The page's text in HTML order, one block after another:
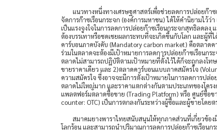
แนวทางหนึ่งทางเศรษฐศาสตร์เพื่อช่วยลดการปล่อยก๊า
จัดการก๊าซเรือนกระจก (องค์การมหาชน) ได้ให้คำนิยามไว้
เป็นแรงจูงใจในการลดการปล่อยก๊าซเรือนกระจกสุทธิลดล
ต้องบรรเทาหรือชดเชยผลกระทบที่จะเกิดขึ้นกับโลก และผู้ที่
คาร์บอนภาคบังคับ (Mandatory carbon market) คือตลาด
ร่วมในตลาดจะต้องมีเป้าหมายการลดการปล่อยก๊าซเรือน
ตลาดไม่สามารถปฏิบัติตามเป้าหมายที่ตั้งไว้ได้ก็จะถูกลงโท
ขายราคาเดียว และ 2)ตลาดคาร์บอนแบบภาคสมัครใจ
ความสมัครใจ ซึ่งอาจจะมีการตั้งเป้าหมายในการลดการปล่
ตลาดไม่ใหญ่มาก และราคาแตกต่างกันตามประเภทของโคร
แพลตฟอร์มตลาดซื้อขาย (Trading Platform) หรือ ศูนย์ซื้อข
counter: OTC) เป็นการตกลงกันระหว่างผู้ซื้อและผู้ขายโดย
สมาคมยางพาราไทยสนับสนุนให้ทุกภาคส่วนที่เกี่ยวข้อง
โลกร้อน และสามารถนำปริมาณการลดการปล่อยก๊าซเรือน